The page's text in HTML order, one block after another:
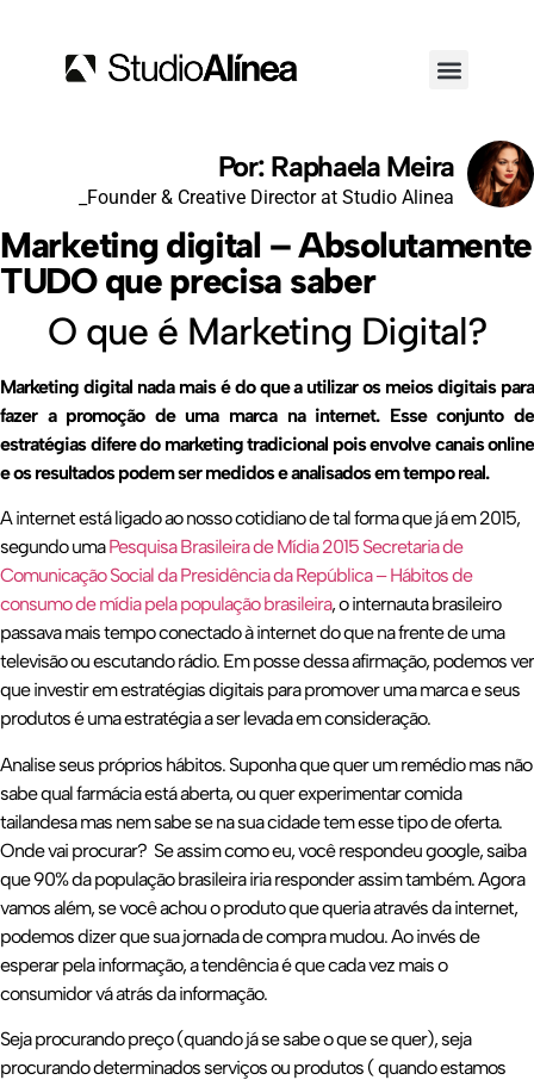
Por: Raphaela Meira
_Founder & Creative Director at Studio Alinea
Marketing digital – Absolutamente
TUDO que precisa saber
O que é Marketing Digital?
Marketing digital nada mais é do que a utilizar os meios digitais para
fazer a promoção de uma marca na internet. Esse conjunto de
estratégias difere do marketing tradicional pois envolve canais online
e os resultados podem ser medidos e analisados em tempo real.
A internet está ligado ao nosso cotidiano de tal forma que já em 2015,
segundo umaPesquisa Brasileira de Mídia 2015 Secretaria de
Comunicação Social da Presidência da República – Hábitos de
consumo de mídia pela população brasileira, o internauta brasileiro
passava mais tempo conectado à internet do que na frente de uma
televisão ou escutando rádio. Em posse dessa afirmação, podemos ver
que investir em estratégias digitais para promover uma marca e seus
produtos é uma estratégia a ser levada em consideração.
Analise seus próprios hábitos. Suponha que quer um remédio mas não
sabe qual farmácia está aberta, ou quer experimentar comida
tailandesa mas nem sabe se na sua cidade tem esse tipo de oferta.
Onde vai procurar? Se assim como eu, você respondeu google, saiba
que 90% da população brasileira iria responder assim também. Agora
vamos além, se você achou o produto que queria através da internet,
podemos dizer que sua jornada de compra mudou. Ao invés de
esperar pela informação, a tendência é que cada vez mais o
consumidor vá atrás da informação.
Seja procurando preço (quando já se sabe o que se quer), seja
procurando determinados serviços ou produtos ( quando estamos